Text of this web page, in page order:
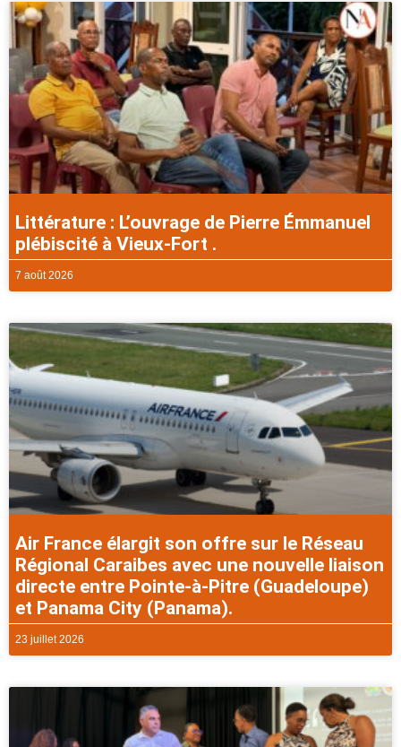
Littérature : L’ouvrage de Pierre Émmanuel
plébiscité à Vieux-Fort .
7 août 2026
Air France élargit son offre sur le Réseau
Régional Caraibes avec une nouvelle liaison
directe entre Pointe-à-Pitre (Guadeloupe)
et Panama City (Panama).
23 juillet 2026